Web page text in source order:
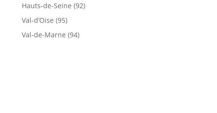
Hauts-de-Seine (92)
Val-d’Oise (95)
Val-de-Marne (94)